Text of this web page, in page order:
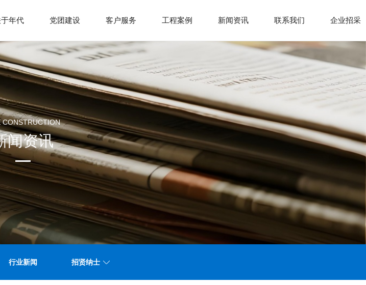
年代 党团建设 客户服务 工程案例 新闻资讯 联系我们 企业招采
企业简介
发展历史
文化理念
组织架构
公司相册
组织状况
社会责任
党员中心
员工天地
解决方案
下载中心
家装类
门窗类
钢结构
消防类
市政类
土建
立面改造
公司动态
招贤纳士
联系方式
地图导航
在线留言
CONSTRUCTION
闻资讯
行业新闻 招贤纳士